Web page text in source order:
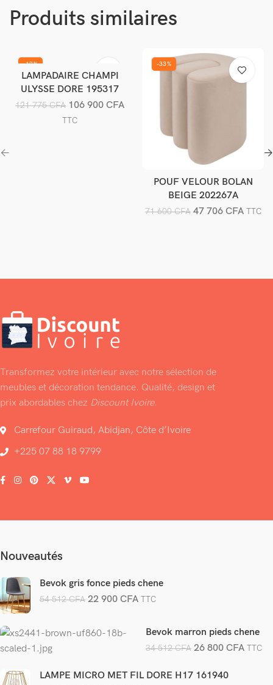
Produits similaires
-12%
Ajouter au panier
LAMPADAIRE CHAMPI
ULYSSE DORE 195317
121 775CFA 106 900 CFA
TTC
-33%
Ajouter au panier
POUF VELOUR BOLAN
BEIGE 202267A
71 600CFA 47 706 CFA TTC
Transformez votre intérieur avec notre sélection de
meubles et décoration tendance. Qualité, design et
prix abordables chez Discount Ivoire.
Carrefour Guiraud, Abidjan, Côte d’Ivoire
+225 07 88 18 9799
Nouveautés
Bevok gris fonce pieds chene
54 512CFA 22 900CFA TTC
Bevok marron pieds chene
34 512CFA 26 800 CFA TTC
LAMPE MICRO MET FIL DORE H17 161940